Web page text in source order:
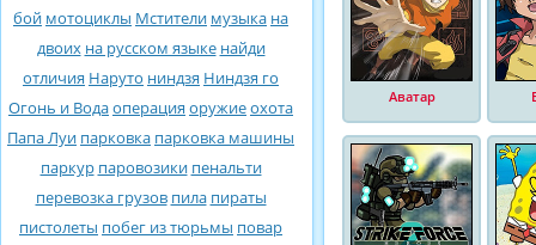
бой мотоциклы Мстители музыка на
двоих на русском языке найди
отличия Наруто ниндзя Ниндзя го
Огонь и Водаоперация оружиеохота
Папа Луи парковка парковка машины
паркур паровозики пенальти
перевозка грузов пила пираты
пистолеты побег из тюрьмы повар
Аватар